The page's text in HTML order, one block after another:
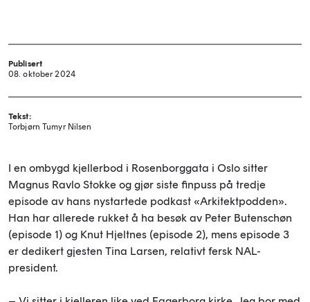
Publisert
08. oktober 2024
Tekst:
Torbjørn Tumyr Nilsen
I en ombygd kjellerbod i Rosenborggata i Oslo sitter
Magnus Ravlo Stokke og gjør siste finpuss på tredje
episode av hans nystartede podkast «Arkitektpodden».
Han har allerede rukket å ha besøk av Peter Butenschøn
(episode 1) og Knut Hjeltnes (episode 2), mens episode 3
er dedikert gjesten Tina Larsen, relativt fersk NAL-
president.